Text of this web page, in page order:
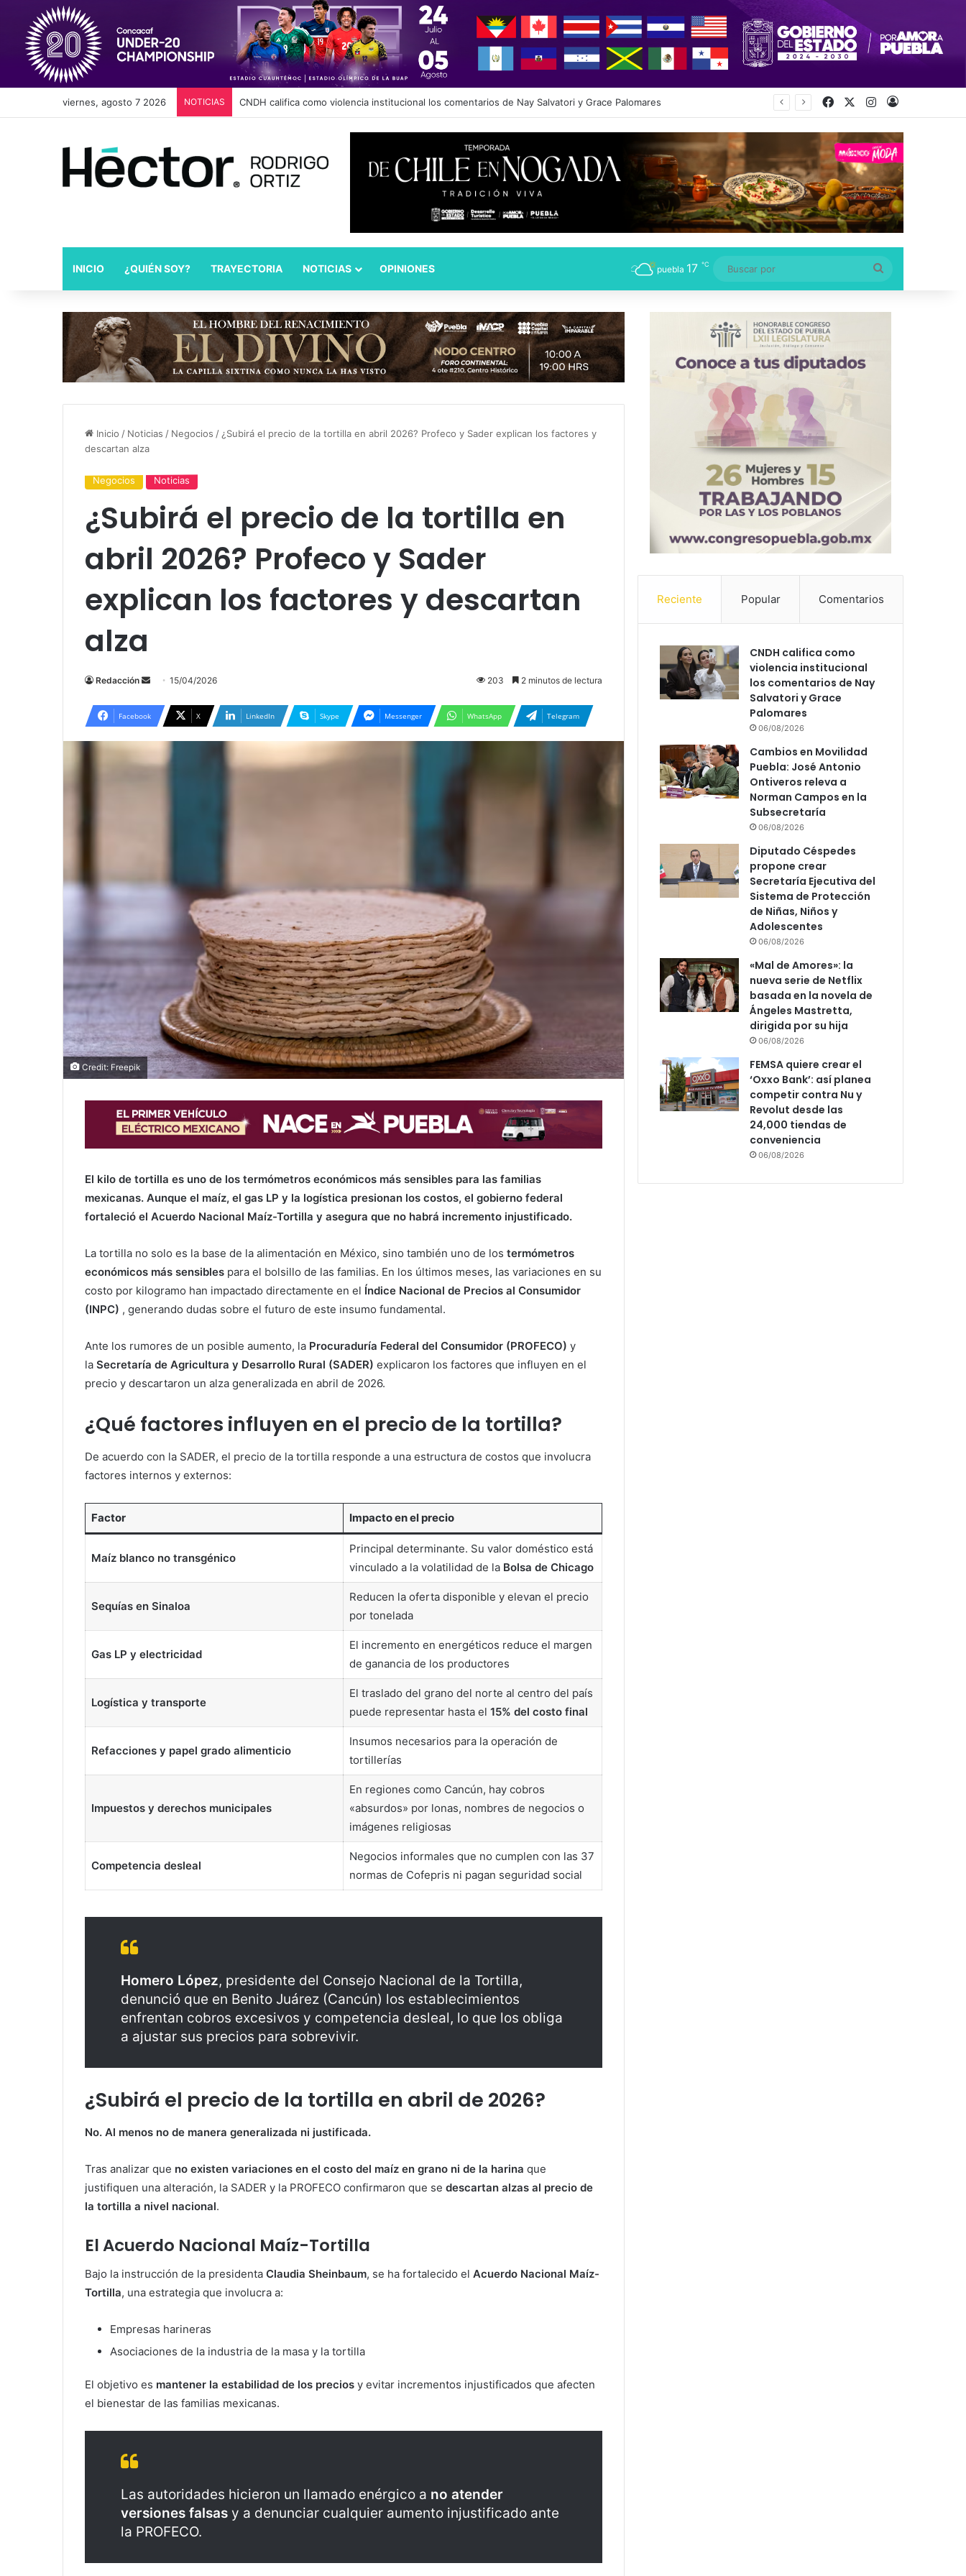
viernes, agosto 7 2026 NOTICIAS Cambios en Movilidad Puebla: José Antonio Ontiveros releva a Norman Campos en la Subsecretaría FacebookInstagram
Acceso
INICIO ¿QUIÉN SOY? TRAYECTORIA NOTICIAS OPINIONES puebla 17 ℃
por
Inicio / Noticias / Negocios /¿Subirá el precio de la tortilla en abril 2026? Profeco y Sader explican los factores y
descartan alza
Negocios Noticias
¿Subirá el precio de la tortilla en
abril 2026? Profeco y Sader
explican los factores y descartan
alza
Redacción
Send
email
15/04/2026 203 2 minutos de lectura
Facebook X LinkedIn Skype Messenger WhatsApp Telegram
Credit: Freepik
El kilo de tortilla es uno de los termómetros económicos más sensibles para las familias
mexicanas. Aunque el maíz, el gas LP y la logística presionan los costos, el gobierno federal
fortaleció el Acuerdo Nacional Maíz-Tortilla y asegura que no habrá incremento injustificado.
La tortilla no solo es la base de la alimentación en México, sino también uno de los termómetros
económicos más sensibles para el bolsillo de las familias. En los últimos meses, las variaciones en su
costo por kilogramo han impactado directamente en el Índice Nacional de Precios al Consumidor
(INPC) , generando dudas sobre el futuro de este insumo fundamental.
Ante los rumores de un posible aumento, la Procuraduría Federal del Consumidor (PROFECO) y
la Secretaría de Agricultura y Desarrollo Rural (SADER) explicaron los factores que influyen en el
precio y descartaron un alza generalizada en abril de 2026.
¿Qué factores influyen en el precio de la tortilla?
De acuerdo con la SADER, el precio de la tortilla responde a una estructura de costos que involucra
factores internos y externos:
Factor Impacto en el precio
Maíz blanco no transgénico
Principal determinante. Su valor doméstico está
vinculado a la volatilidad de la Bolsa de Chicago
Sequías en Sinaloa
Reducen la oferta disponible y elevan el precio
por tonelada
Gas LP y electricidad
El incremento en energéticos reduce el margen
de ganancia de los productores
Logística y transporte
El traslado del grano del norte al centro del país
puede representar hasta el 15% del costo final
Refacciones y papel grado alimenticio
Insumos necesarios para la operación de
tortillerías
Impuestos y derechos municipales
En regiones como Cancún, hay cobros
«absurdos» por lonas, nombres de negocios o
imágenes religiosas
Competencia desleal
Negocios informales que no cumplen con las 37
normas de Cofepris ni pagan seguridad social
Homero López, presidente del Consejo Nacional de la Tortilla,
denunció que en Benito Juárez (Cancún) los establecimientos
enfrentan cobros excesivos y competencia desleal, lo que los obliga
a ajustar sus precios para sobrevivir.
¿Subirá el precio de la tortilla en abril de 2026?
No. Al menos no de manera generalizada ni justificada.
Tras analizar que no existen variaciones en el costo del maíz en grano ni de la harina que
justifiquen una alteración, la SADER y la PROFECO confirmaron que se descartan alzas al precio de
la tortilla a nivel nacional.
El Acuerdo Nacional Maíz-Tortilla
Bajo la instrucción de la presidenta Claudia Sheinbaum, se ha fortalecido el Acuerdo Nacional Maíz-
Tortilla, una estrategia que involucra a:
Empresas harineras
Asociaciones de la industria de la masa y la tortilla
El objetivo es mantener la estabilidad de los precios y evitar incrementos injustificados que afecten
el bienestar de las familias mexicanas.
Las autoridades hicieron un llamado enérgico a no atender
versiones falsas y a denunciar cualquier aumento injustificado ante
la PROFECO.
Reciente Popular Comentarios
CNDH califica como
violencia institucional
los comentarios de Nay
Salvatori y Grace
Palomares
06/08/2026
Cambios en Movilidad
Puebla: José Antonio
Ontiveros releva a
Norman Campos en la
Subsecretaría
06/08/2026
Diputado Céspedes
propone crear
Secretaría Ejecutiva del
Sistema de Protección
de Niñas, Niños y
Adolescentes
06/08/2026
«Mal de Amores»: la
nueva serie de Netflix
basada en la novela de
Ángeles Mastretta,
dirigida por su hija
06/08/2026
FEMSA quiere crear el
‘Oxxo Bank’: así planea
competir contra Nu y
Revolut desde las
24,000 tiendas de
conveniencia
06/08/2026